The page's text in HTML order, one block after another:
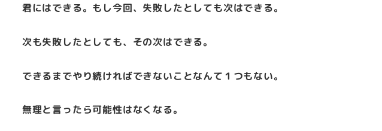
君にはできる。もし今回、失敗したとしても次はできる。
次も失敗したとしても、その次はできる。
できるまでやり続ければできないことなんて１つもない。
無理と言ったら可能性はなくなる。